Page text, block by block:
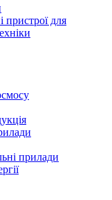
пристрої для
прилади